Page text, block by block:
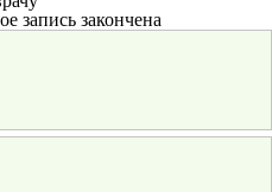
запись закончена